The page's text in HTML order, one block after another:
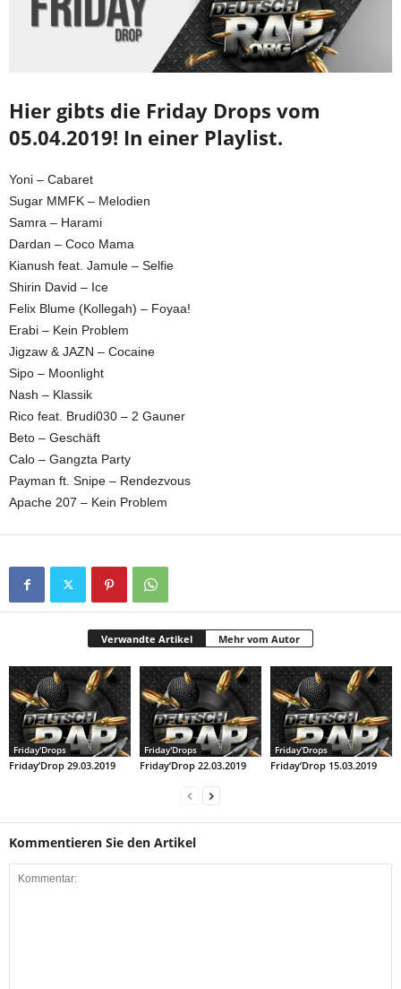
Hier gibts die Friday Drops vom
05.04.2019! In einer Playlist.
Yoni – Cabaret
Sugar MMFK – Melodien
Samra – Harami
Dardan – Coco Mama
Kianush feat. Jamule – Selfie
Shirin David – Ice
Felix Blume (Kollegah) – Foyaa!
Erabi – Kein Problem
Jigzaw & JAZN – Cocaine
Sipo – Moonlight
Nash – Klassik
Rico feat. Brudi030 – 2 Gauner
Beto – Geschäft
Calo – Gangzta Party
Payman ft. Snipe – Rendezvous
Apache 207 – Kein Problem
Verwandte Artikel Mehr vom Autor
Friday'Drops
Friday’Drop 29.03.2019
Friday'Drops
Friday’Drop 22.03.2019
Friday'Drops
Friday’Drop 15.03.2019
Kommentieren Sie den Artikel